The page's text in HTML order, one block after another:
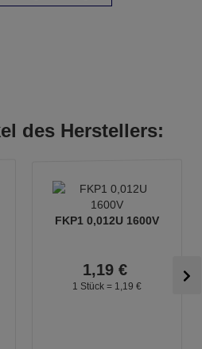
des Herstellers:
FKP1 0,012U 1600V
1,19 €
1 Stück = 1, 19 €